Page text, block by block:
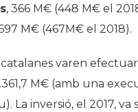
, 366 M€ (448 M€ el
M€ (467M€ el 2018).
catalanes varen
M€ (amb una
La inversió, el 2017, va